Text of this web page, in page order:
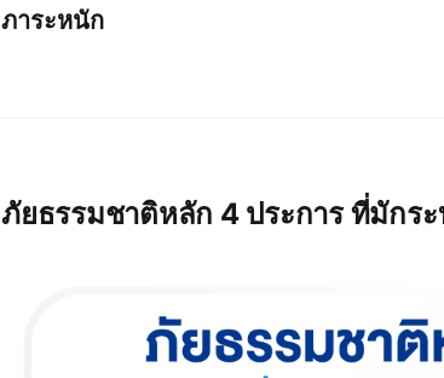
ภาระหนัก
ภัยธรรมชาติหลัก 4 ประการ ที่มักร